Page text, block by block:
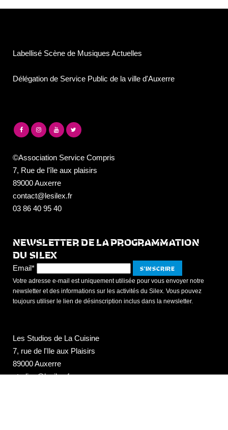
Labellisé Scène de Musiques Actuelles
Délégation de Service Public de la ville d'Auxerre
©Association Service Compris
7, Rue de l'île aux plaisirs
89000 Auxerre
contact@lesilex.fr
03 86 40 95 40
NEWSLETTER DE LA PROGRAMMATION
DU SILEX
Email*
Votre adresse e-mail est uniquement utilisée pour vous envoyer notre
newsletter et des informations sur les activités du Silex. Vous pouvez
toujours utiliser le lien de désinscription inclus dans la newsletter.
Les Studios de La Cuisine
7, rue de l'Ile aux Plaisirs
89000 Auxerre
studios@lesilex.fr